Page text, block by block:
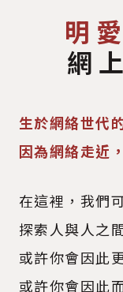
明
網
生於網絡世代
因為網絡走近
在這裡，我們
探索人與人之
或許你會因此
或許你會因此